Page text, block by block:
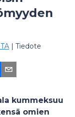
| Tiedote
kummeksuu
omien